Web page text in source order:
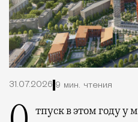
31.07.2026 9 мин. чтения